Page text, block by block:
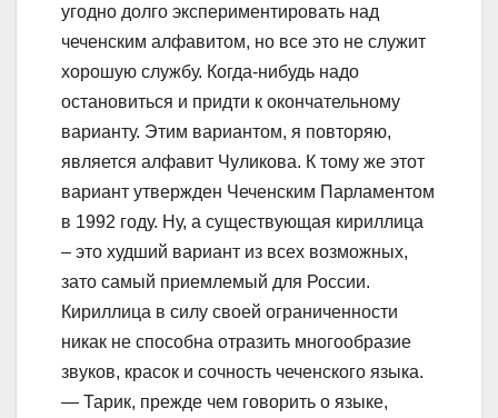
угодно долго экспериментировать над
чеченским алфавитом, но все это не служит
хорошую службу. Когда-нибудь надо
остановиться и придти к окончательному
варианту. Этим вариантом, я повторяю,
является алфавит Чуликова. К тому же этот
вариант утвержден Чеченским Парламентом
в 1992 году. Ну, а существующая кириллица
– это худший вариант из всех возможных,
зато самый приемлемый для России.
Кириллица в силу своей ограниченности
никак не способна отразить многообразие
звуков, красок и сочность чеченского языка.
— Тарик, прежде чем говорить о языке,